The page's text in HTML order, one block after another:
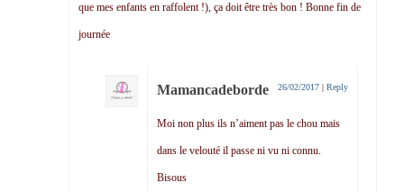
que mes enfants en raffolent !), ça doit être très bon ! Bonne fin de
journée
Mamancadeborde 26/02/2017 | Reply
Moi non plus ils n’aiment pas le chou mais
dans le velouté il passe ni vu ni connu.
Bisous